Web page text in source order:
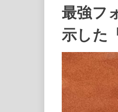
最強フ
示した